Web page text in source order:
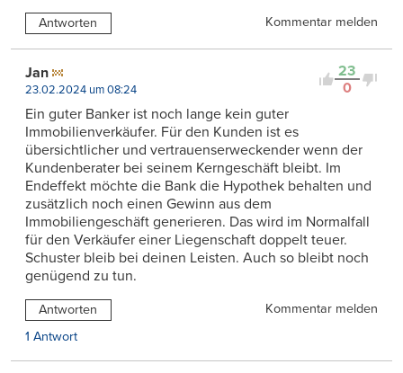
Antworten Kommentar melden
23
0
Jan
23.02.2024 um 08:24
Ein guter Banker ist noch lange kein guter
Immobilienverkäufer. Für den Kunden ist es
übersichtlicher und vertrauenserweckender wenn der
Kundenberater bei seinem Kerngeschäft bleibt. Im
Endeffekt möchte die Bank die Hypothek behalten und
zusätzlich noch einen Gewinn aus dem
Immobiliengeschäft generieren. Das wird im Normalfall
für den Verkäufer einer Liegenschaft doppelt teuer.
Schuster bleib bei deinen Leisten. Auch so bleibt noch
genügend zu tun.
Antworten
Kommentar melden
1 Antwort